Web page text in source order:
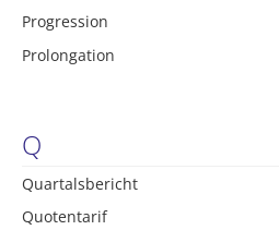
Progression
Prolongation
Q
Quartalsbericht
Quotentarif